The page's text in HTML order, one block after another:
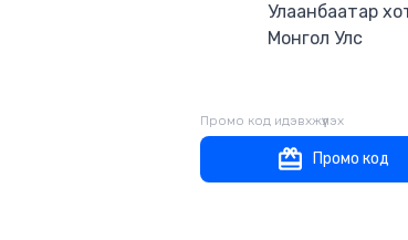
Улаанбаатар
Монгол Улс
Промо код идэвхжүүлэх
Промо код